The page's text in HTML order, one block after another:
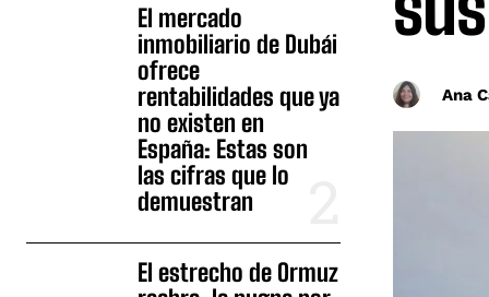
El mercado
inmobiliario de Dubái
ofrece
rentabilidades que ya
no existen en
España: Estas son
las cifras que lo
demuestran
El estrecho de Ormuz
Ana